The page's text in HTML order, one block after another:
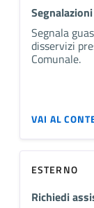
Segnalazioni
Segnala
disservizi
Comunale.
VAI AL
ESTERNO
Richiedi